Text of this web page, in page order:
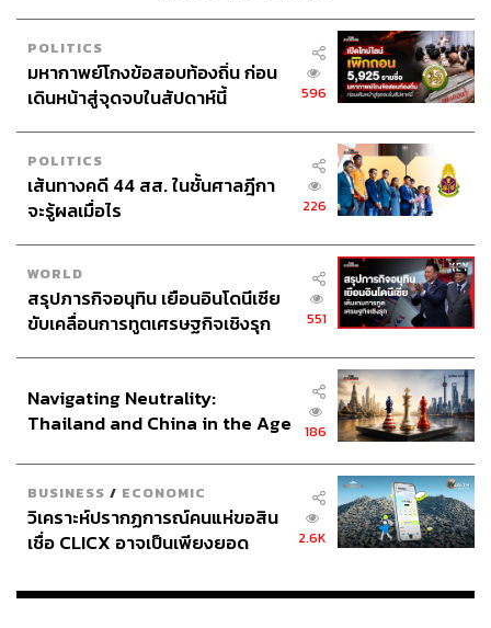
POLITICS
มหากาพย์โกงข้อสอบท้องถิ่น ก่อน
เดินหน้าสู่จุดจบในสัปดาห์นี้
596
POLITICS
เส้นทางคดี 44 สส. ในชั้นศาลฎีกา
จะรู้ผลเมื่อไร
226
WORLD
สรุปภารกิจอนุทิน เยือนอินโดนีเซีย
ขับเคลื่อนการทูตเศรษฐกิจเชิงรุก
551
Navigating Neutrality:
Thailand and China in the Age
186
BUSINESS / ECONOMIC
วิเคราะห์ปรากฏการณ์คนแห่ขอสิน
เชื่อ CLICX อาจเป็นเพียงยอด
เรือนไทยที่ถูกซุกไว้
2.6K